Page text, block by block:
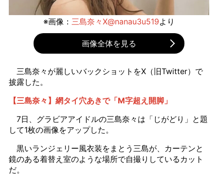
※画像： 三島奈々X@nanau3u519より
画像全体を見る
三島奈々が麗しいバックショットをX（旧Twitter）で
披露した。
【三島奈々】網タイ穴あきで「M字超え開脚」
7日、グラビアアイドルの三島奈々は「じがどり」と題
して1枚の画像をアップした。
黒いランジェリー風衣装をまとう三島が、カーテンと
鏡のある着替え室のような場所で自撮りしているカット
だ。